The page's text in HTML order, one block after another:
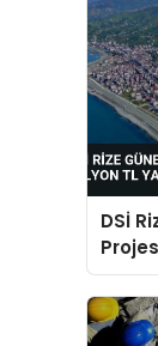
DSİ